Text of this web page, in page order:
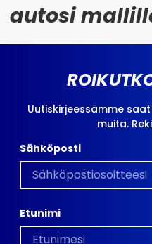
autosi
Uutiskirjeessämme
muita.
Sähköposti
Etunimi